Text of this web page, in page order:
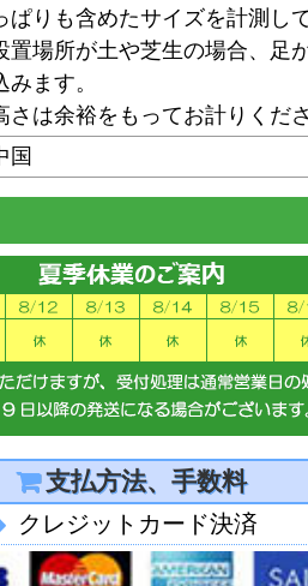
ぱりも含めたサイズを計測し
置場所が土や芝生の場合、足
みます。
さは余裕をもってお計りくだ
国
支払方法、手数料
クレジットカード決済